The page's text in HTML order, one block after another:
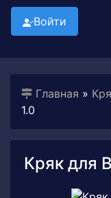
Войти
Главная »
1.0
Кряк для